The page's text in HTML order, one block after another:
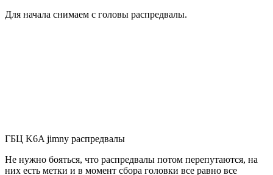
Для начала снимаем с головы распредвалы.
ГБЦ K6A jimny распредвалы
Не нужно бояться, что распредвалы потом перепутаются, на
них есть метки и в момент сбора головки все равно все